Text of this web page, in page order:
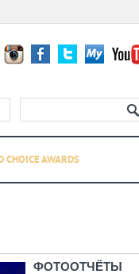
CHOICE AWARDS
ФОТООТЧЁТЫ